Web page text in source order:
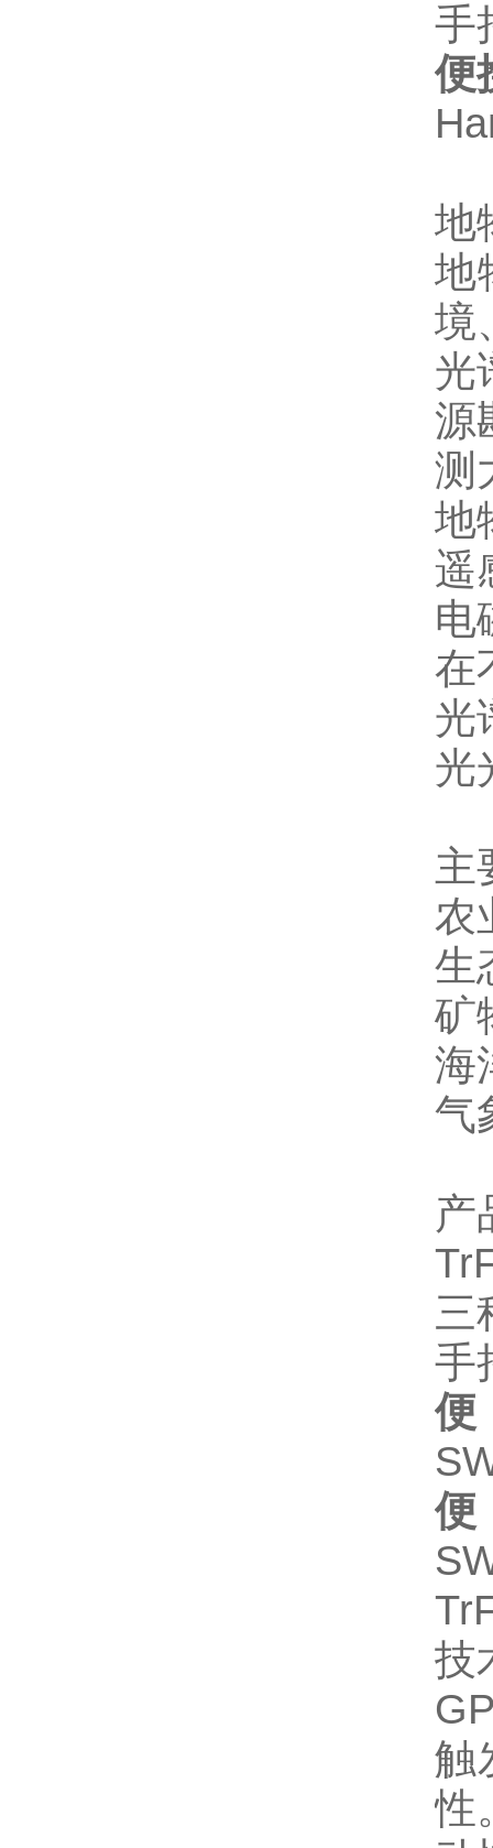
手
便
地
地
境
光
源
测
地
遥
电
在
光
光
主
农
生
矿
海
气
产
三
手
技
触
性